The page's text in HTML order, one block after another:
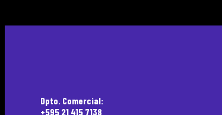
Dpto. Comercial:
+595 21 415 7138